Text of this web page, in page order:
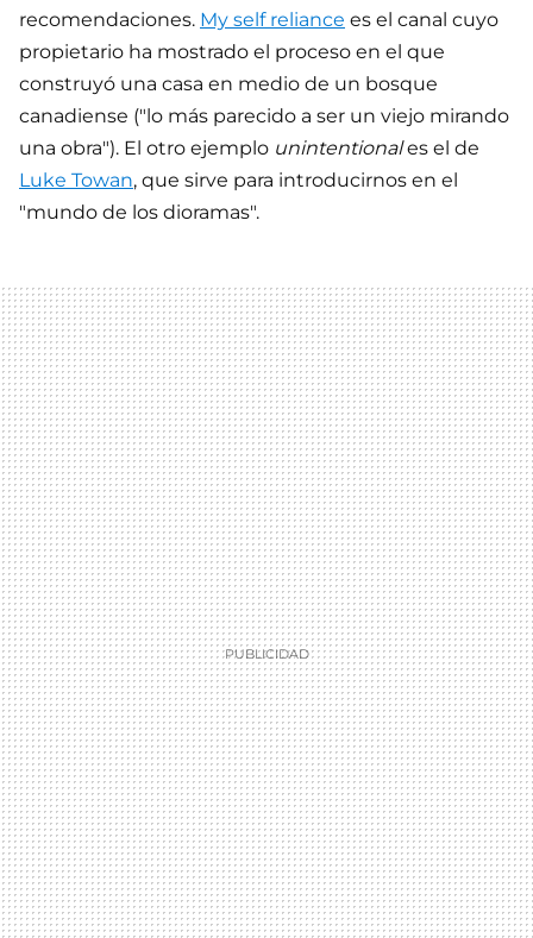
recomendaciones. My self reliance es el canal cuyo
propietario ha mostrado el proceso en el que
construyó una casa en medio de un bosque
canadiense ("lo más parecido a ser un viejo mirando
una obra"). El otro ejemplo unintentionales el de
Luke Towan, que sirve para introducirnos en el
"mundo de los dioramas".